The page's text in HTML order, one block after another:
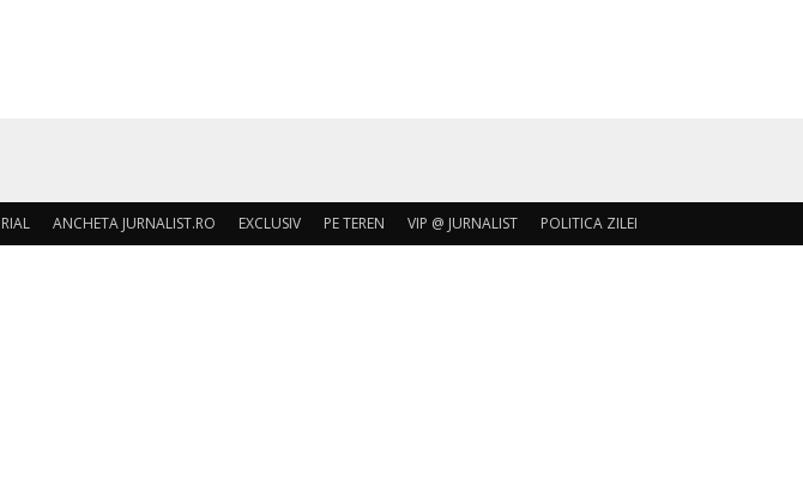
ANCHETA JURNALIST.RO EXCLUSIV PE TEREN VIP @ JURNALIST POLITICA ZILEI